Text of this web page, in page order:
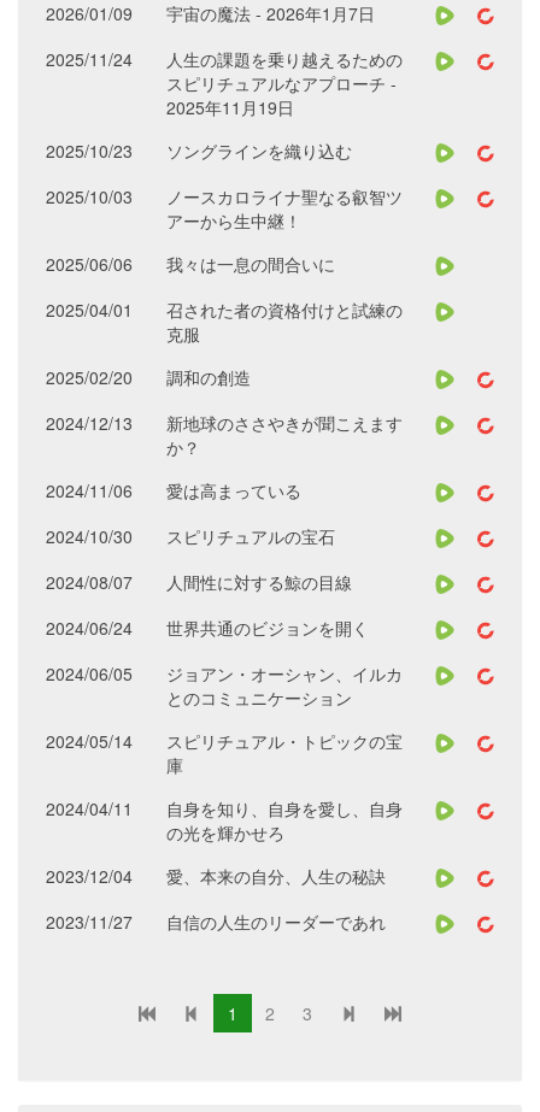
2026/01/09
宇宙の魔法 - 2026年1月7日
2025/11/24
人生の課題を乗り越えるための
スピリチュアルなアプローチ -
2025年11月19日
2025/10/23
ソングラインを織り込む
2025/10/03
ノースカロライナ聖なる叡智ツ
アーから生中継！
2025/06/06
我々は一息の間合いに
2025/04/01
召された者の資格付けと試練の
克服
2025/02/20
調和の創造
2024/12/13
新地球のささやきが聞こえます
か？
2024/11/06
愛は高まっている
2024/10/30
スピリチュアルの宝石
2024/08/07
人間性に対する鯨の目線
2024/06/24
世界共通のビジョンを開く
2024/06/05
ジョアン・オーシャン、イルカ
とのコミュニケーション
2024/05/14
スピリチュアル・トピックの宝
庫
2024/04/11
自身を知り、自身を愛し、自身
の光を輝かせろ
2023/12/04
愛、本来の自分、人生の秘訣
2023/11/27
自信の人生のリーダーであれ
1 2 3